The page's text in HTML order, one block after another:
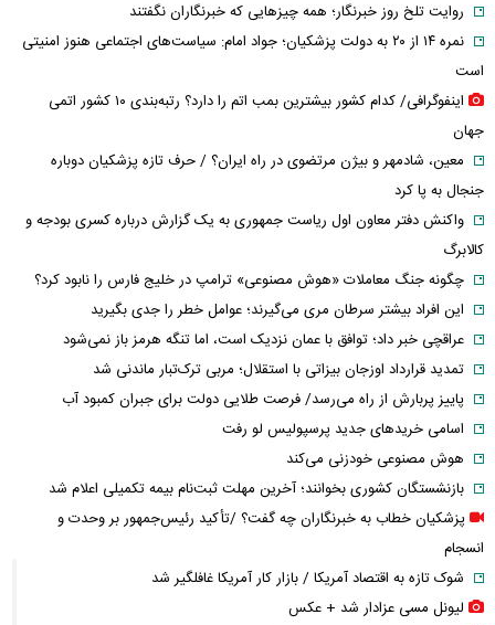
روایت تلخ روز خبرنگار؛ همه چیزهایی که خبرنگاران نگفتند
نمره ۱۴ از ۲۰ به دولت پزشکیان؛ جواد امام: سیاست‌های اجتماعی هنوز امنیتی
است
اینفوگرافی/ کدام کشور بیشترین بمب اتم را دارد؟ رتبه‌بندی ۱۰ کشور اتمی
جهان
معین، شادمهر و بیژن مرتضوی در راه ایران؟ / حرف تازه پزشکیان دوباره
جنجال به پا کرد
واکنش دفتر معاون اول ریاست جمهوری به یک گزارش درباره کسری بودجه و
کالابرگ
چگونه جنگ معاملات «هوش مصنوعی» ترامپ در خلیج فارس را نابود کرد؟
این افراد بیشتر سرطان مری می‌گیرند؛ عوامل خطر را جدی بگیرید
عراقچی خبر داد؛ توافق با عمان نزدیک است، اما تنگه هرمز باز نمی‌شود
تمدید قرارداد اوزجان بیزاتی با استقلال؛ مربی ترک‌تبار ماندنی شد
پاییز پربارش از راه می‌رسد/ فرصت طلایی دولت برای جبران کمبود آب
اسامی خریدهای جدید پرسپولیس لو رفت
هوش مصنوعی خودزنی می‌کند
بازنشستگان کشوری بخوانند؛ آخرین مهلت ثبت‌نام بیمه تکمیلی اعلام شد
پزشکیان خطاب به خبرنگاران چه گفت؟ /تأکید رئیس‌جمهور بر وحدت و
انسجام
شوک تازه به اقتصاد آمریکا / بازار کار آمریکا غافلگیر شد
لیونل مسی عزادار شد + عکس